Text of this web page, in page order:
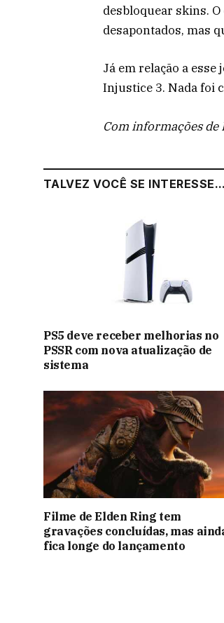
desbloquear skins.
desapontados, mas
Já em relação a
Injustice 3. Nada foi
Com informações de
TALVEZ VOCÊ SE INTERESSE...
PS5 deve receber melhorias no
PSSR com nova atualização de
sistema
Filme de Elden Ring tem
gravações concluídas, mas
fica longe do lançamento